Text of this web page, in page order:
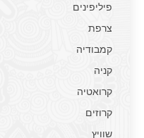
פיליפינים
צרפת
קמבודיה
קניה
קרואטיה
קרוזים
שוויץ